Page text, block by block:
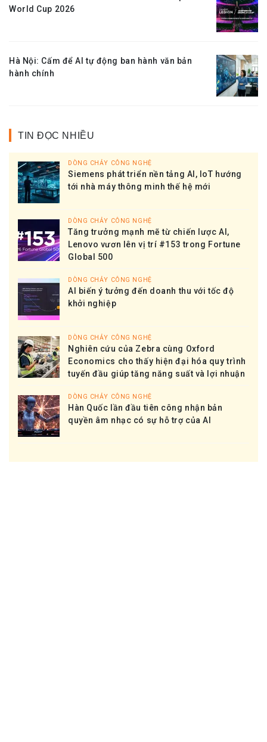
World Cup 2026
Hà Nội: Cấm để AI tự động ban hành văn bản
hành chính
TIN ĐỌC NHIỀU
DÒNG CHẢY CÔNG NGHỆ
Siemens phát triển nền tảng AI, IoT hướng
tới nhà máy thông minh thế hệ mới
DÒNG CHẢY CÔNG NGHỆ
Tăng trưởng mạnh mẽ từ chiến lược AI,
Lenovo vươn lên vị trí #153 trong Fortune
Global 500
DÒNG CHẢY CÔNG NGHỆ
AI biến ý tưởng đến doanh thu với tốc độ
khởi nghiệp
DÒNG CHẢY CÔNG NGHỆ
Nghiên cứu của Zebra cùng Oxford
Economics cho thấy hiện đại hóa quy trình
tuyến đầu giúp tăng năng suất và lợi nhuận
DÒNG CHẢY CÔNG NGHỆ
Hàn Quốc lần đầu tiên công nhận bản
quyền âm nhạc có sự hỗ trợ của AI